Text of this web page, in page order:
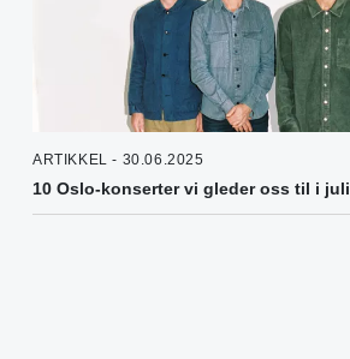
ARTIKKEL - 30.06.2025
10 Oslo-konserter vi gleder oss til i juli